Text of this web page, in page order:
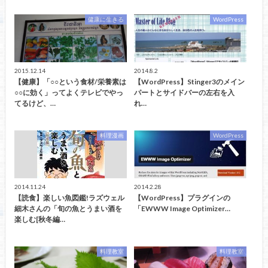
健康に生きる
2015.12.14
【健康】「○○という食材/栄養素は
○○に効く」ってよくテレビでやっ
てるけど、…
WordPress
2014.8.2
【WordPress】Stinger3のメイン
パートとサイドバーの左右を入
れ…
料理漫画
2014.11.24
【読食】楽しい魚図鑑!ラズウェル
細木さんの「旬の魚とうまい酒を
楽しむ[秋冬編…
WordPress
2014.2.28
【WordPress】プラグインの
「EWWW Image Optimizer…
料理教室 料理教室